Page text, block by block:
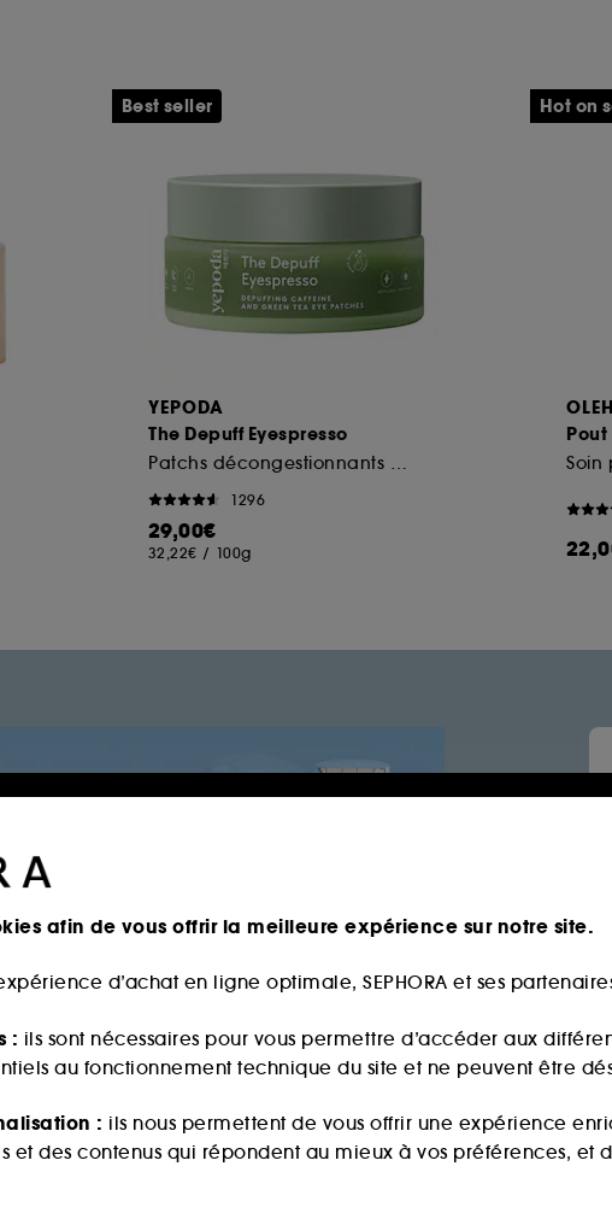
YEPODA
The Depuff Eyespresso
Patchs décongestionnants à la caféine et au thé vert
1296
29,00€
32,22€ / 100g
Best seller
Pout
Hot on
afin de vous offrir la meilleure expérience sur notre site.
d’achat en ligne optimale, SEPHORA et ses
: ils sont nécessaires pour vous permettre d’accéder aux
au fonctionnement technique du site et ne peuvent être
: ils nous permettent de vous offrir une expérience
et des contenus qui répondent au mieux à vos préférences,